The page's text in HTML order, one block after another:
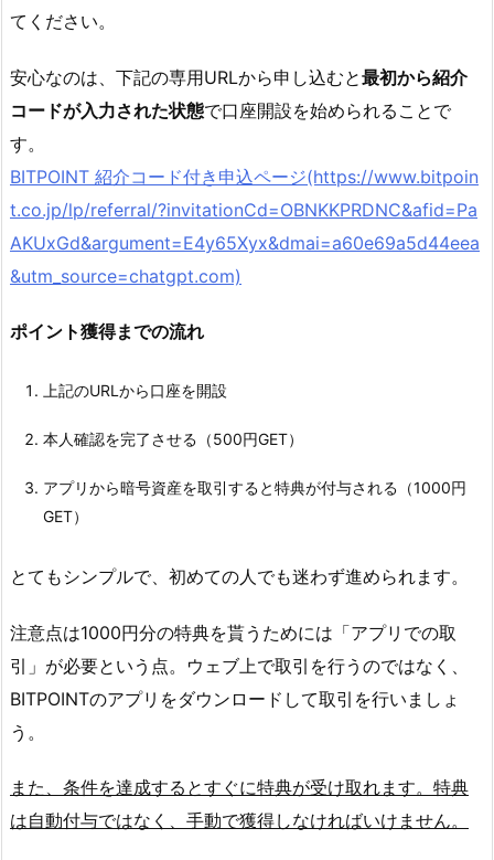
内
を
確
し
「次
へ」
5.
④
ー
ル
S
S
の
認
ー
ド
てください。
安心なのは、下記の専用URLから申し込むと最初から紹介
コードが入力された状態で口座開設を始められることで
す。
BITPOINT 紹介コード付き申込ページ(https://www.bitpoin
t.co.jp/lp/referral/?invitationCd=OBNKKPRDNC&afid=Pa
AKUxGd&argument=E4y65Xyx&dmai=a60e69a5d44eea
&utm_source=chatgpt.com)
ポイント獲得までの流れ
上記のURLから口座を開設
本人確認を完了させる（500円GET）
アプリから暗号資産を取引すると特典が付与される（1000円
GET）
とてもシンプルで、初めての人でも迷わず進められます。
注意点は1000円分の特典を貰うためには「アプリでの取
引」が必要という点。ウェブ上で取引を行うのではなく、
BITPOINTのアプリをダウンロードして取引を行いましょ
う。
また、条件を達成するとすぐに特典が受け取れます。特典
は自動付与ではなく、手動で獲得しなければいけません。